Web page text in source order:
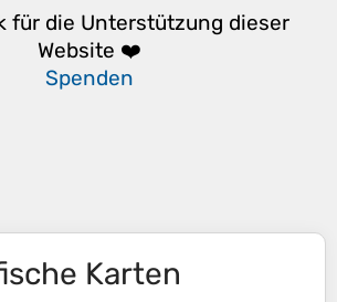
für die Unterstützung dieser
Website ❤️
Spenden
Karten